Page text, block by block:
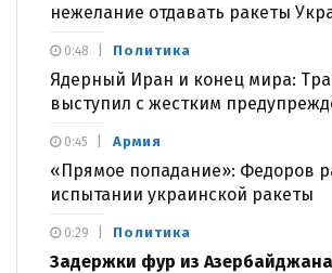
нежелание отдавать ракеты
Политика
Ядерный Иран и конец мира:
выступил с жестким
0:48
Армия
«Прямое попадание»: Федоров
испытании украинской ракеты
0:45
Политика
Задержки фур из
0:29